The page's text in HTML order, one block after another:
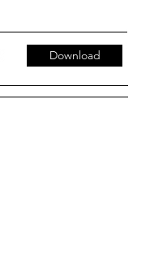
Download